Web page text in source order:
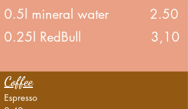
0.5l mineral water 2.50
0.25l RedBull 3,10
Coffee
Espresso